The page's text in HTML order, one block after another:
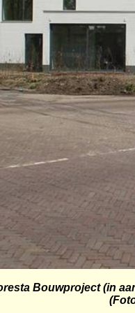
Bouwproject (in